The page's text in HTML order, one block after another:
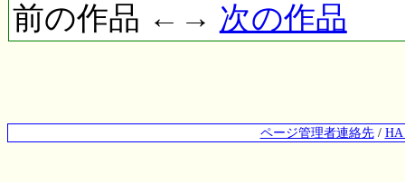
前の作品 ←→ 次の作品
ページ管理者連絡先/ HA